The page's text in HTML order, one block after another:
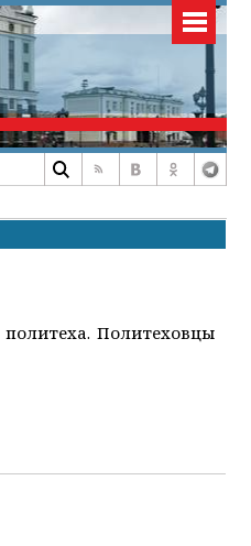
Политеховцы